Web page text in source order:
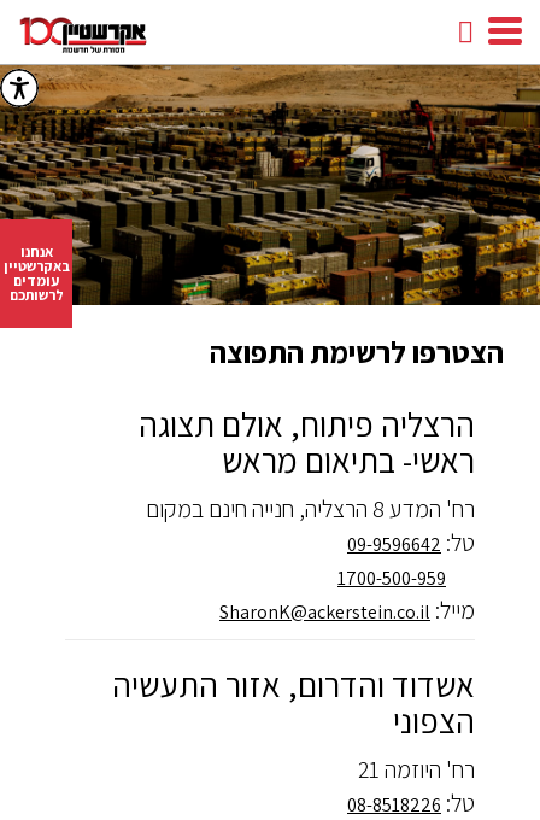
חיפוש
facebook
youtube
instagram
הצטרפו לרשימת התפוצה
הרצליה פיתוח, אולם תצוגה
ראשי- בתיאום מראש
רח' המדע 8 הרצליה, חנייה חינם במקום
טל: 09-9596642
1700-500-959
מייל: SharonK@ackerstein.co.il
אשדוד והדרום, אזור התעשיה
הצפוני
רח' היוזמה 21
טל: 08-8518226
אנחנו
באקרשטיין
עומדים
לרשותכם